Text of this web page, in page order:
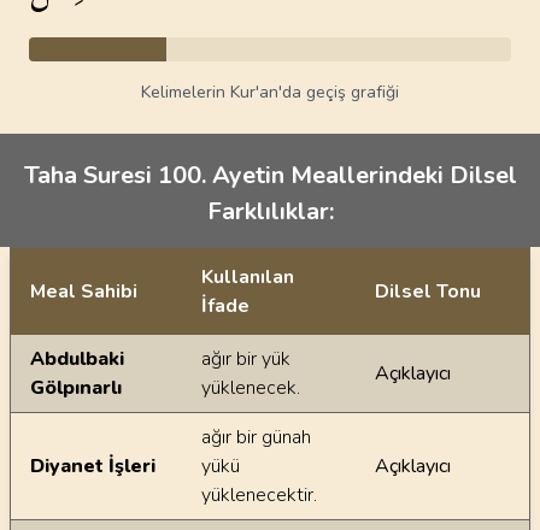
Kelimelerin Kur'an'da geçiş grafiği
Taha Suresi 100. Ayetin Meallerindeki Dilsel
Farklılıklar:
Ayetin meallerindeki dilsel farklılıklar
Meal Sahibi
Kullanılan
İfade
Dilsel Tonu
Abdulbaki
Gölpınarlı
ağır bir yük
yüklenecek.
Açıklayıcı
Diyanet İşleri
ağır bir günah
yükü
yüklenecektir.
Açıklayıcı